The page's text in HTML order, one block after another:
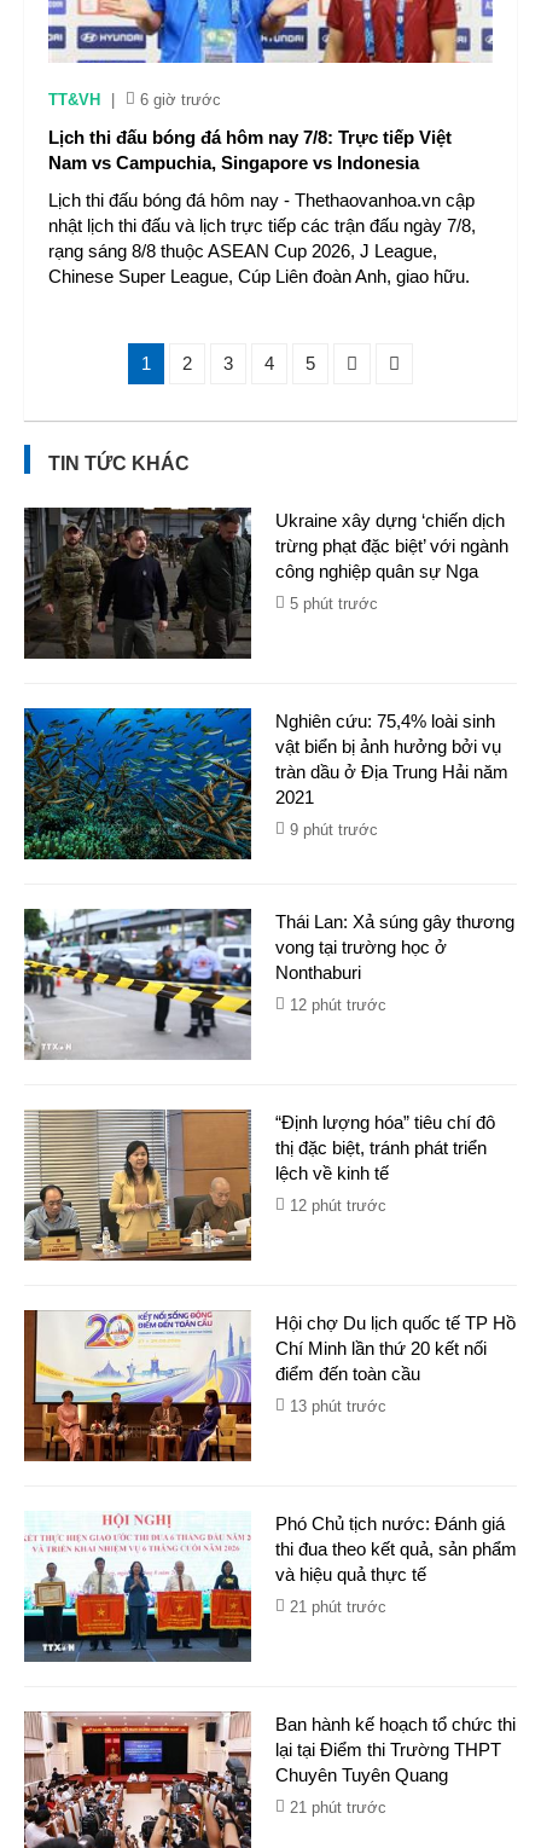
TT&VH 6 giờ trước
Lịch thi đấu bóng đá hôm nay 7/8: Trực tiếp Việt
Nam vs Campuchia, Singapore vs Indonesia
Lịch thi đấu bóng đá hôm nay - Thethaovanhoa.vn cập
nhật lịch thi đấu và lịch trực tiếp các trận đấu ngày 7/8,
rạng sáng 8/8 thuộc ASEAN Cup 2026, J League,
Chinese Super League, Cúp Liên đoàn Anh, giao hữu.
1 2 3 4 5
TIN TỨC KHÁC
Ukraine xây dựng ‘chiến dịch
trừng phạt đặc biệt’ với ngành
công nghiệp quân sự Nga
5 phút trước
Nghiên cứu: 75,4% loài sinh
vật biển bị ảnh hưởng bởi vụ
tràn dầu ở Địa Trung Hải năm
2021
9 phút trước
Thái Lan: Xả súng gây thương
vong tại trường học ở
Nonthaburi
12 phút trước
“Định lượng hóa” tiêu chí đô
thị đặc biệt, tránh phát triển
lệch về kinh tế
12 phút trước
Hội chợ Du lịch quốc tế TP Hồ
Chí Minh lần thứ 20 kết nối
điểm đến toàn cầu
13 phút trước
Phó Chủ tịch nước: Đánh giá
thi đua theo kết quả, sản phẩm
và hiệu quả thực tế
21 phút trước
Ban hành kế hoạch tổ chức thi
lại tại Điểm thi Trường THPT
Chuyên Tuyên Quang
21 phút trước